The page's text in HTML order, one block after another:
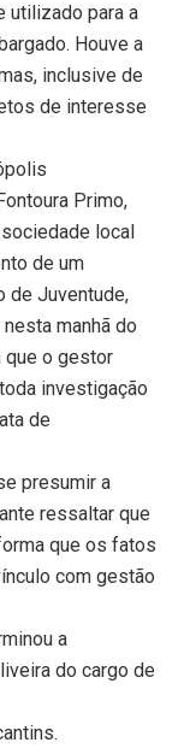
utilizado para a
Houve a
inclusive de
de interesse
Primo,
local
de um
de Juventude,
manhã do
que o gestor
investigação
de
presumir a
ressaltar que
que os fatos
com gestão
a
do cargo de